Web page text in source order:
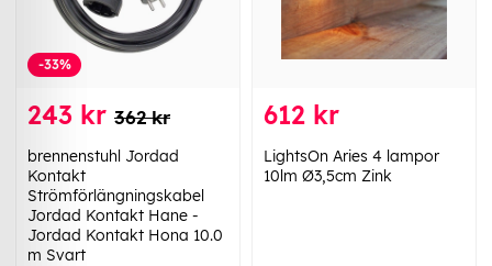
-33%
243 kr 362 kr
brennenstuhl Jordad
Kontakt
Strömförlängningskabel
Jordad Kontakt Hane -
Jordad Kontakt Hona 10.0
m Svart
612 kr
LightsOn Aries 4 lampor
10lm Ø3,5cm Zink